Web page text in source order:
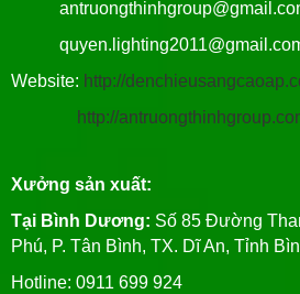
Website: http://
http://
Xưởng sản xuất:
Tại Bình Dương: Số 85 Đường
Phú, P. Tân Bình, TX. Dĩ An, Tỉnh
Hotline: 0911 699 924